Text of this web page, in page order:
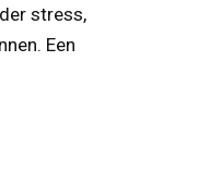
stress,
Een